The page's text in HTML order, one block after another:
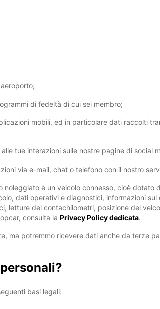
di fedeltà di cui sei membro;
mobili, ed in particolare dati raccolti
tue interazioni sulle nostre pagine di social
via e-mail, chat o telefono con il nostro
noleggiato è un veicolo connesso, cioè
dati operativi e diagnostici, informazioni
letture del contachilometri, posizione del
consulta la Privacy Policy dedicata.
ma potremmo ricevere dati anche da terze
basi legali: